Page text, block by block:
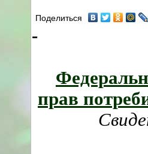
Поделиться
-
прав